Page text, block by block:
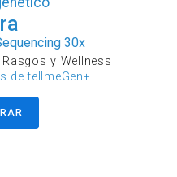
30x
y Wellness
de tellmeGen+